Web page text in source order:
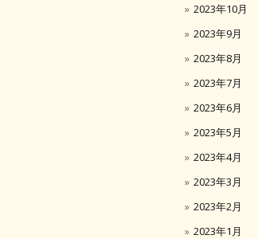
2023年10月
2023年9月
2023年8月
2023年7月
2023年6月
2023年5月
2023年4月
2023年3月
2023年2月
2023年1月